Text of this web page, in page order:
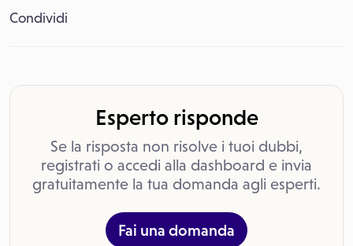
Condividi
Esperto risponde
Se la risposta non risolve i tuoi dubbi,
registrati o accedi alla dashboard e invia
gratuitamente la tua domanda agli esperti.
Fai una domanda